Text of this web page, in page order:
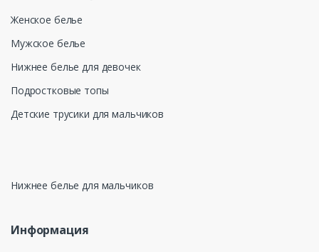
Женское белье
Мужское белье
Нижнее белье для девочек
Подростковые топы
Детские трусики для мальчиков
Нижнее белье для мальчиков
Информация